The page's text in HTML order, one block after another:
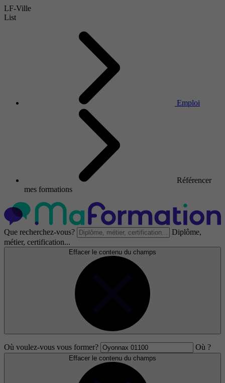
LF-Ville
List
Emploi
Référencer
mes formations
Que recherchez-vous?
Diplôme,
métier, certification...
Effacer le contenu du champs
Où voulez-vous vous former? Où ?
Effacer le contenu du champs